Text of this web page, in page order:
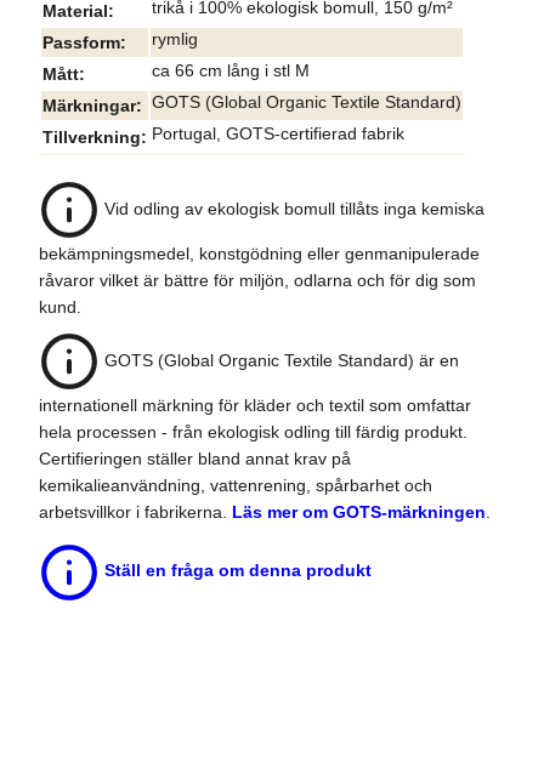
Material
trikå i 100% ekologisk bomull, 150 g/m²
Passform
rymlig
Mått
ca 66 cm lång i stl M
Märkningar
GOTS (Global Organic Textile Standard)
Tillverkning
Portugal, GOTS-certifierad fabrik
Vid odling av ekologisk bomull tillåts inga kemiska
bekämpningsmedel, konstgödning eller genmanipulerade
råvaror vilket är bättre för miljön, odlarna och för dig som
kund.
GOTS (Global Organic Textile Standard) är en
internationell märkning för kläder och textil som omfattar
hela processen - från ekologisk odling till färdig produkt.
Certifieringen ställer bland annat krav på
kemikalieanvändning, vattenrening, spårbarhet och
arbetsvillkor i fabrikerna. Läs mer om GOTS-märkningen
Ställ en fråga om denna produkt